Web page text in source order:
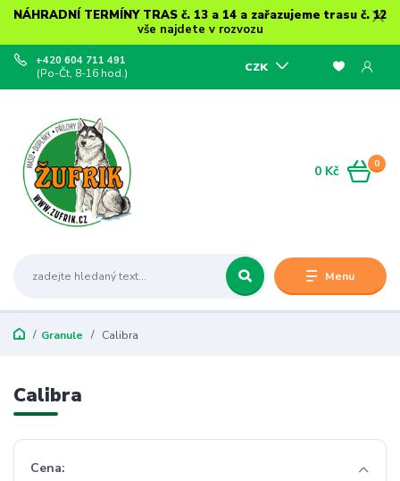
NÁHRADNÍ TERMÍNY TRAS č. 13 a 14 a zařazujeme trasu č. 12
vše najdete v rozvozu
Menu
CZK
+420 604 711 491
(Po-Čt, 8-16 hod.)
0
0 Kč
Granule Calibra
Calibra
Cena: